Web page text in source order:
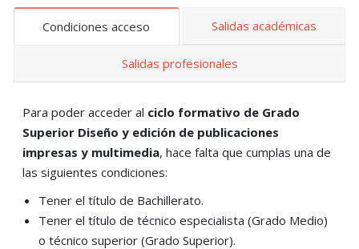
Condiciones acceso Salidas académicas
Salidas profesionales
Para poder acceder al ciclo formativo de Grado
Superior Diseño y edición de publicaciones
impresas y multimedia, hace falta que cumplas una de
las siguientes condiciones:
Tener el título de Bachillerato.
Tener el título de técnico especialista (Grado Medio)
o técnico superior (Grado Superior).